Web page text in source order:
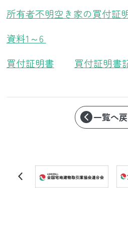
所有者不明空き家の買付証
資料1～6
買付証明書
買付証明書
一覧へ